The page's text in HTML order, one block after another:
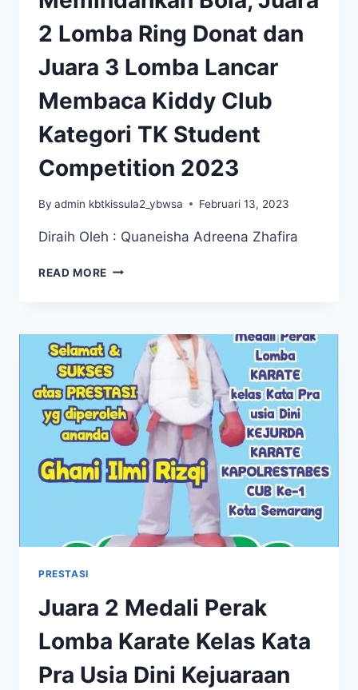
2 Lomba Ring Donat dan
Juara 3 Lomba Lancar
Membaca Kiddy Club
Kategori TK Student
Competition 2023
By admin kbtkissula2_ybwsa Februari 13, 2023
Diraih Oleh : Quaneisha Adreena Zhafira
READ MORE JUARA
BOLA,
JUARA
2
LOMBA
RING
DONAT
DAN
3
LOMBA
LANCAR
MEMBACA
KIDDY
STUDENT
COMPETITION
2023
PRESTASI
Juara 2 Medali Perak
Lomba Karate Kelas Kata
Pra Usia Dini Kejuaraan